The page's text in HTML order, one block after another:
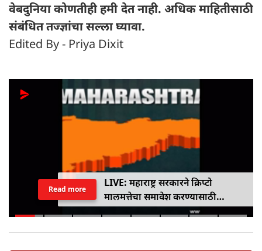
वेबदुनिया कोणतीही हमी देत ​​नाही. अधिक माहितीसाठी
संबंधित तज्ज्ञांचा सल्ला घ्यावा.
Edited By - Priya Dixit
LIVE: महाराष्ट्र सरकारने क्रिप्टो
मालमत्तेचा समावेश करण्यासाठी
एमपीआयडी कायद्यात दुरुस्ती केली
Read more